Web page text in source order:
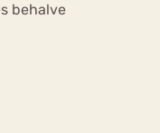
behalve